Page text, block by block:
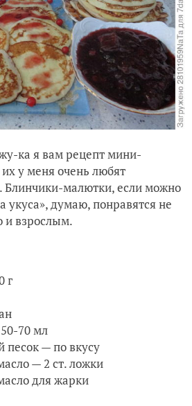
ка я вам рецепт мини-
у меня очень любят
Блинчики-малютки, если можно
укуса», думаю, понравятся не
и взрослым.
г
70 мл
песок — по вкусу
— 2 ст. ложки
для жарки